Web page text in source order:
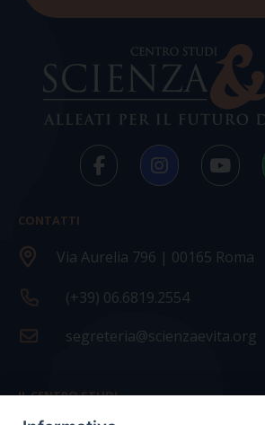
CONTATTI
Via Aurelia 796 | 00165 Roma
(+39) 06.6819.2554
segreteria@scienzaevita.org
IL CENTRO STUDI